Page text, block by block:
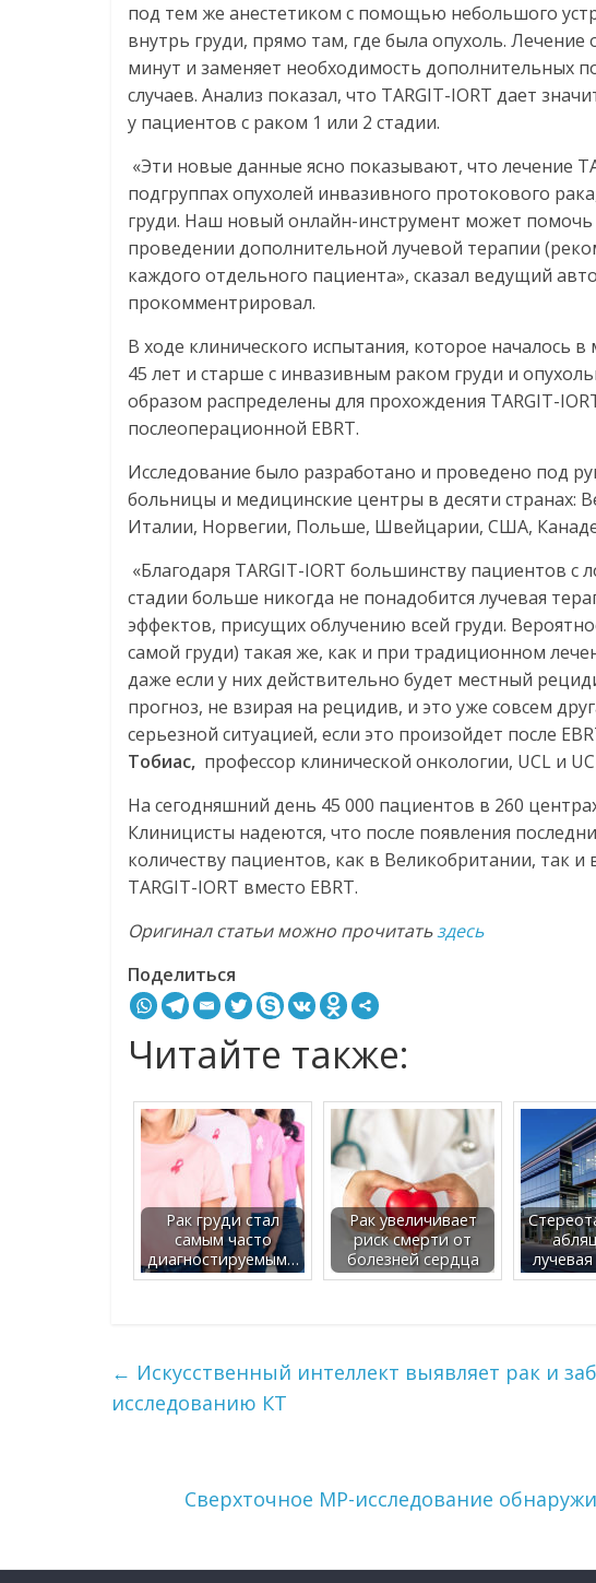
под тем же анестетиком с помощью небольшого
внутрь груди, прямо там, где была опухоль.
минут и заменяет необходимость дополнительных
случаев. Анализ показал, что TARGIT-IORT дает
у пациентов с раком 1 или 2 стадии.
«Эти новые данные ясно показывают, что лечение
подгруппах опухолей инвазивного протокового
груди. Наш новый онлайн-инструмент может
проведении дополнительной лучевой терапии
каждого отдельного пациента», сказал ведущий
прокомментрировал.
В ходе клинического испытания, которое началось
45 лет и старше с инвазивным раком груди и
образом распределены для прохождения TARGIT-
послеоперационной EBRT.
Исследование было разработано и проведено под
больницы и медицинские центры в десяти странах:
Италии, Норвегии, Польше, Швейцарии, США,
«Благодаря TARGIT-IORT большинству пациентов
стадии больше никогда не понадобится лучевая
эффектов, присущих облучению всей груди.
самой груди) такая же, как и при традиционном
даже если у них действительно будет местный
прогноз, не взирая на рецидив, и это уже совсем
серьезной ситуацией, если это произойдет после
Тобиас, профессор клинической онкологии, UCL и
На сегодняшний день 45 000 пациентов в 260
Клиницисты надеются, что после появления
количеству пациентов, как в Великобритании, так
TARGIT-IORT вместо EBRT.
Оригинал статьи можно прочитатьздесь
Поделиться
Читайте также:
Рак груди стал
самым часто
диагностируемым…
Рак увеличивает
риск смерти от
болезней сердца
← Искусственный интеллект выявляет рак и
исследованию КТ
Сверхточное МР-исследование